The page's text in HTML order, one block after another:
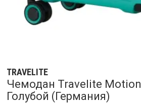
TRAVELITE
Чемодан Travelite
Голубой (Германия)